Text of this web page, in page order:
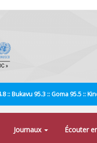
:: Bukavu 95.3 :: Goma 95.5 ::
Journaux Écouter